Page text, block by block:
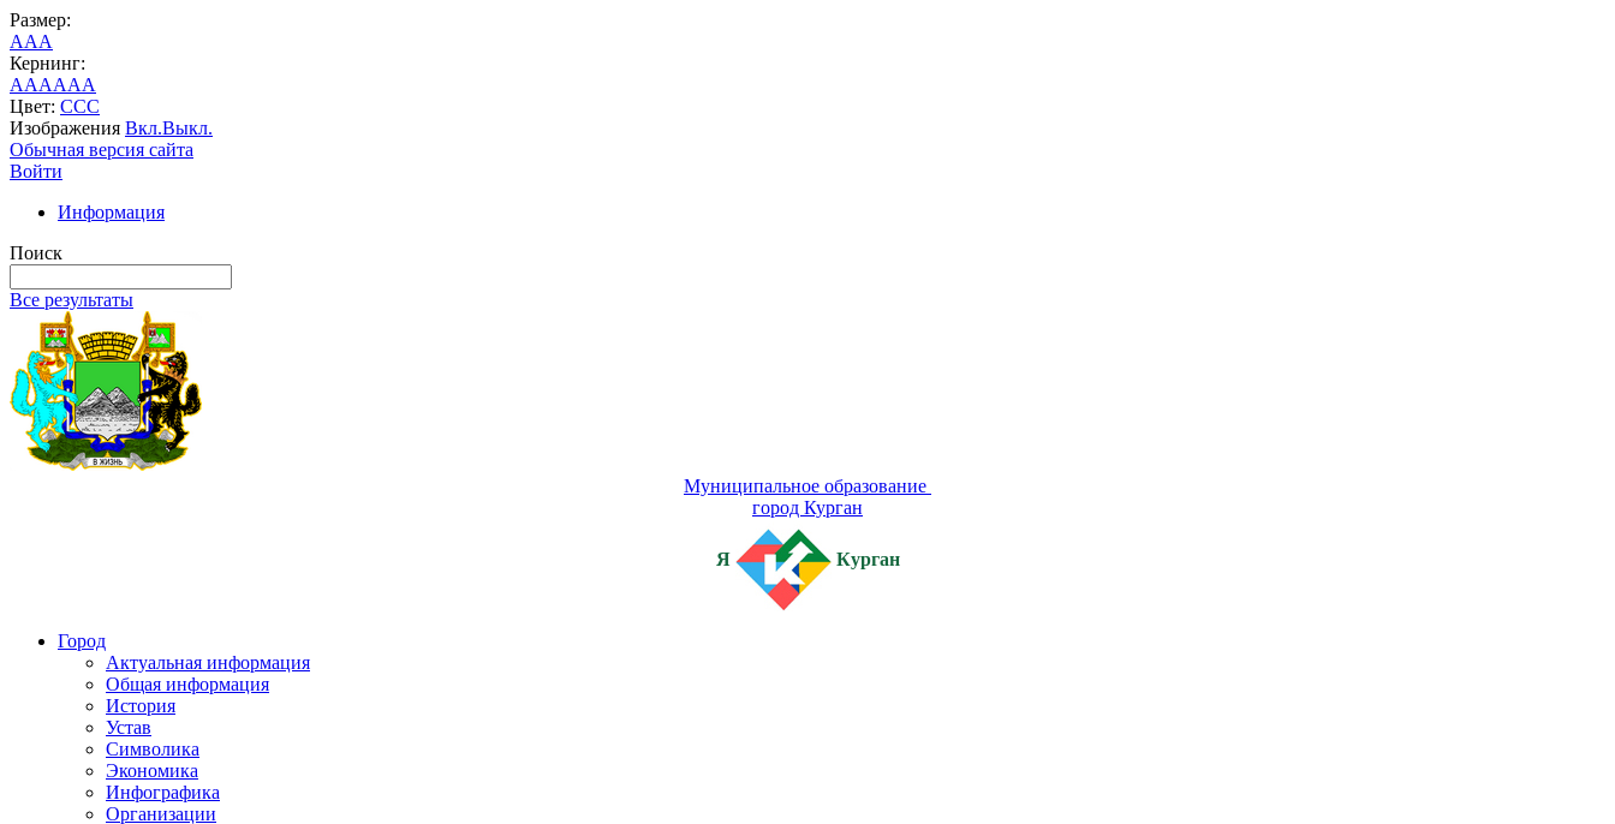
Размер:
AAA
Кернинг:
AAAAAA
Цвет: CCC
Изображения Вкл.Выкл.
Обычная версия сайта
Войти
Информация
Поиск
Все результаты
Муниципальное образование
город Курган
Я Курган
Город
Актуальная информация
Общая информация
История
Устав
Символика
Экономика
Инфографика
Организации